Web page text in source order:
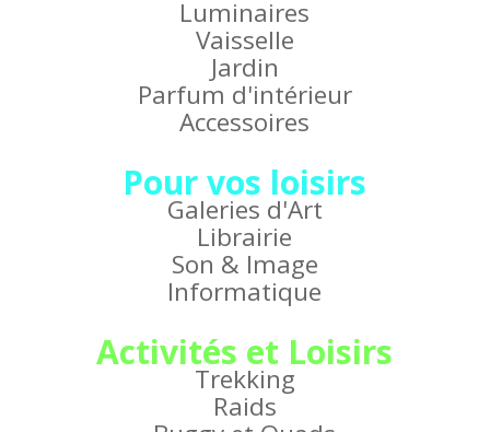
Luminaires
Vaisselle
Jardin
Parfum d'intérieur
Accessoires
Pour vos loisirs
Galeries d'Art
Librairie
Son & Image
Informatique
Activités et Loisirs
Trekking
Raids